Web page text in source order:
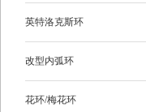
英特洛克斯环
改型内弧环
花环/梅花环